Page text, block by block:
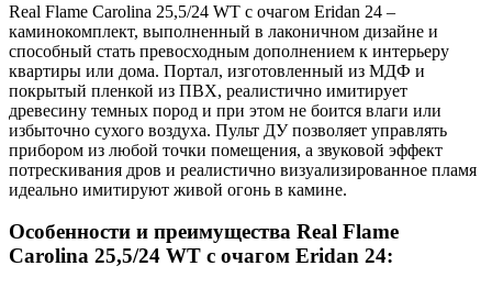
Real Flame Carolina 25,5/24 WT с очагом Eridan 24 –
каминокомплект, выполненный в лаконичном дизайне и
способный стать превосходным дополнением к интерьеру
квартиры или дома. Портал, изготовленный из МДФ и
покрытый пленкой из ПВХ, реалистично имитирует
древесину темных пород и при этом не боится влаги или
избыточно сухого воздуха. Пульт ДУ позволяет управлять
прибором из любой точки помещения, а звуковой эффект
потрескивания дров и реалистично визуализированное пламя
идеально имитируют живой огонь в камине.
Особенности и преимущества Real Flame
Carolina 25,5/24 WT с очагом Eridan 24: